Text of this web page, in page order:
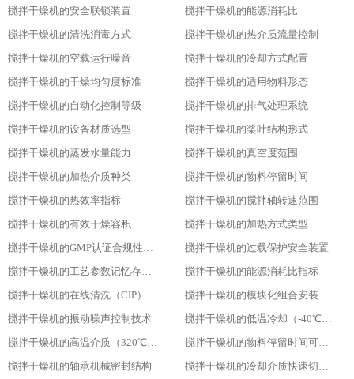
搅拌干燥机的安全联锁装置
搅拌干燥机的能源消耗比
搅拌干燥机的清洗消毒方式
搅拌干燥机的热介质流量控制
搅拌干燥机的空载运行噪音
搅拌干燥机的冷却方式配置
搅拌干燥机的干燥均匀度标准
搅拌干燥机的适用物料形态
搅拌干燥机的自动化控制等级
搅拌干燥机的排气处理系统
搅拌干燥机的设备材质选型
搅拌干燥机的桨叶结构形式
搅拌干燥机的蒸发水量能力
搅拌干燥机的真空度范围
搅拌干燥机的加热介质种类
搅拌干燥机的物料停留时间
搅拌干燥机的热效率指标
搅拌干燥机的搅拌轴转速范围
搅拌干燥机的有效干燥容积
搅拌干燥机的加热方式类型
搅拌干燥机的GMP认证合规性设计
搅拌干燥机的过载保护安全装置
搅拌干燥机的工艺参数记忆存储功能
搅拌干燥机的能源消耗比指标
搅拌干燥机的在线清洗（CIP）功能
搅拌干燥机的模块化组合安装方式
搅拌干燥机的振动噪声控制技术
搅拌干燥机的低温冷却（-40℃）适用性
搅拌干燥机的高温介质（320℃）耐受性
搅拌干燥机的物料停留时间可调性
搅拌干燥机的轴承机械密封结构
搅拌干燥机的冷却介质快速切换设计